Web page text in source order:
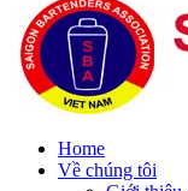
Home
Về chúng tôi